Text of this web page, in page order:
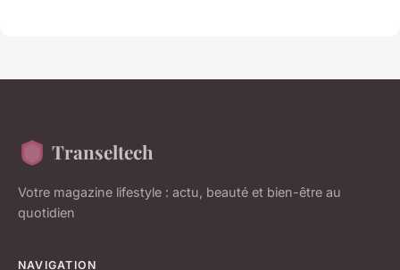
Transeltech
Votre magazine lifestyle : actu, beauté et bien-être au
quotidien
NAVIGATION